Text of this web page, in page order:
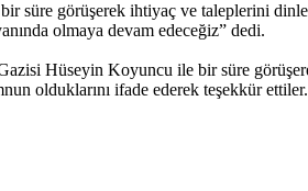
görüşerek ihtiyaç ve taleplerini
olmaya devam edeceğiz” dedi.
Hüseyin Koyuncu ile bir süre
olduklarını ifade ederek teşekkür